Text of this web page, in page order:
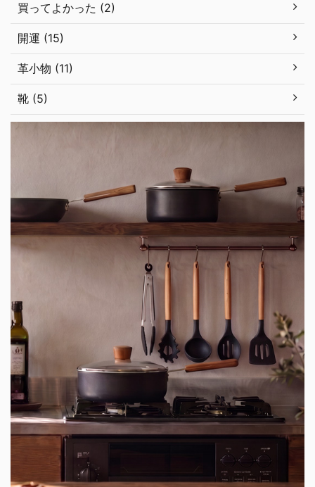
買ってよかった (2)
開運 (15)
革小物 (11)
靴 (5)